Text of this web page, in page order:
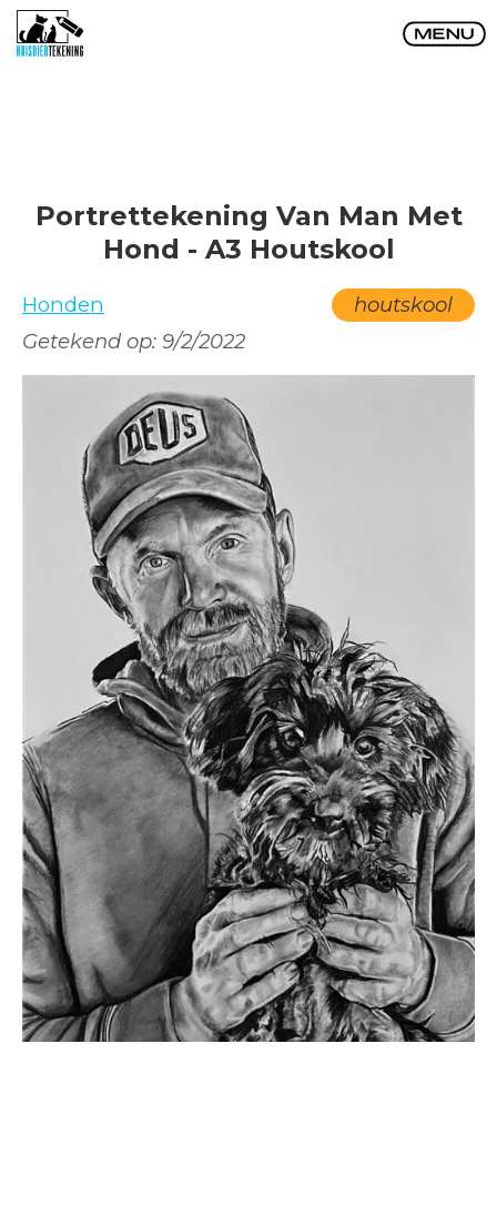
Portrettekening Van Man Met
Hond - A3 Houtskool
Honden
houtskool
Getekend op: 9/2/2022